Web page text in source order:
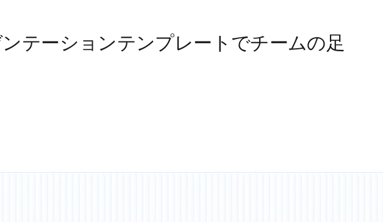
テーションテンプレートでチームの足